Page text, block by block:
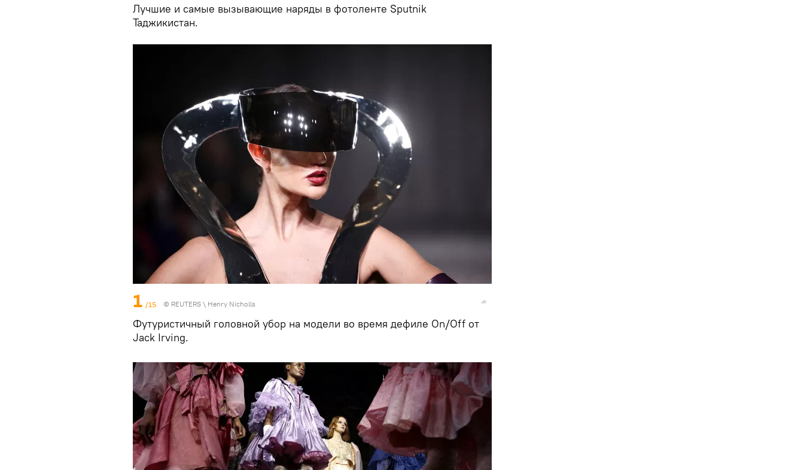
Лучшие и самые вызывающие наряды в фотоленте Sputnik
Таджикистан.
1 /15 © REUTERS \ Henry Nicholls
Футуристичный головной убор на модели во время дефиле On/Off от
Jack Irving.